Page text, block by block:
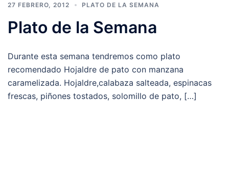
27 FEBRERO, 2012 PLATO DE LA SEMANA
Plato de la Semana
Durante esta semana tendremos como plato
recomendado Hojaldre de pato con manzana
caramelizada. Hojaldre,calabaza salteada, espinacas
frescas, piñones tostados, solomillo de pato, […]